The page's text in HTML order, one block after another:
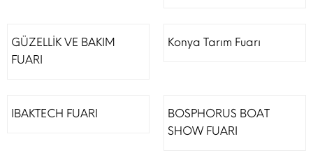
GÜZELLİK VE BAKIM
FUARI
Konya Tarım Fuarı
IBAKTECH FUARI
BOSPHORUS BOAT
SHOW FUARI